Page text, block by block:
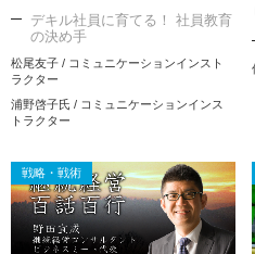
デキル社員に育てる！ 社員教育
の決め手
松尾友子 / コミュニケーションインスト
ラクター
浦野啓子氏 / コミュニケーションインス
トラクター
戦略・戦術